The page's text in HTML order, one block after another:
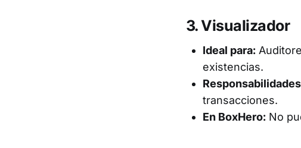
3. Visualizador
Ideal para:
existencias.
transacciones.
En BoxHero: No